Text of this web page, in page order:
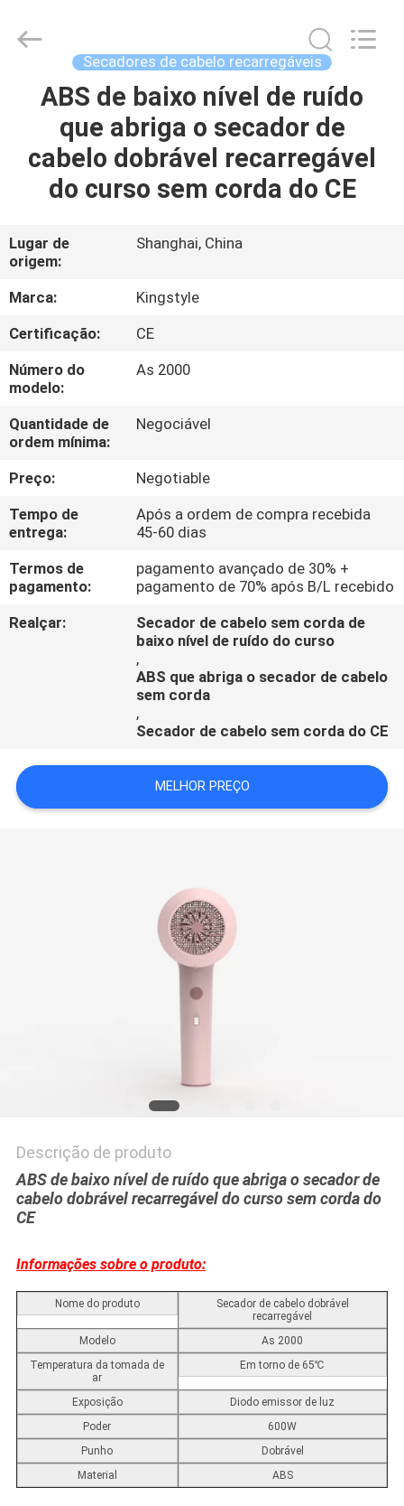
CASA
PRODUTOS
NÓS
EXCURSÃO
DA
FÁBRICA
CONTROLE
DA
QUALIDADE
CONTACTE-
NOS
PEÇA
Copyright
rechargeablehairdryers.com.
Secadores de cabelo recarregáveis
ABS de baixo nível de ruído
que abriga o secador de
cabelo dobrável recarregável
do curso sem corda do CE
Lugar de
origem:
Shanghai, China
Marca:
Kingstyle
Certificação:
CE
Número do
modelo:
As 2000
Quantidade de
ordem mínima:
Negociável
Preço:
Negotiable
Tempo de
entrega:
Após a ordem de compra recebida
45-60 dias
Termos de
pagamento:
pagamento avançado de 30% +
pagamento de 70% após B/L recebido
Realçar:
Secador de cabelo sem corda de
baixo nível de ruído do curso
,
ABS que abriga o secador de cabelo
sem corda
,
Secador de cabelo sem corda do CE
MELHOR PREÇO
Descrição de produto
ABS de baixo nível de ruído que abriga o secador de
cabelo dobrável recarregável do curso sem corda do
CE
Informações sobre o produto:
Nome do produto
Secador de cabelo dobrável
recarregável
Modelo
As 2000
Temperatura da tomada de
ar
Em torno de 65℃
Exposição
Diodo emissor de luz
Poder
600W
Punho
Dobrável
Material
ABS